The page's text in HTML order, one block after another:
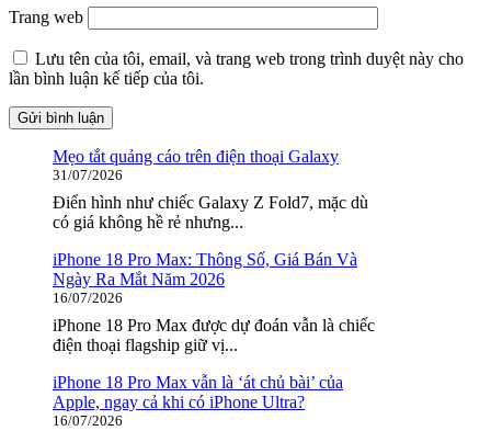
Trang web
Lưu tên của tôi, email, và trang web trong trình duyệt này cho
lần bình luận kế tiếp của tôi.
Mẹo tắt quảng cáo trên điện thoại Galaxy
31/07/2026
Điển hình như chiếc Galaxy Z Fold7, mặc dù
có giá không hề rẻ nhưng...
iPhone 18 Pro Max: Thông Số, Giá Bán Và
Ngày Ra Mắt Năm 2026
16/07/2026
iPhone 18 Pro Max được dự đoán vẫn là chiếc
điện thoại flagship giữ vị...
iPhone 18 Pro Max vẫn là ‘át chủ bài’ của
Apple, ngay cả khi có iPhone Ultra?
16/07/2026